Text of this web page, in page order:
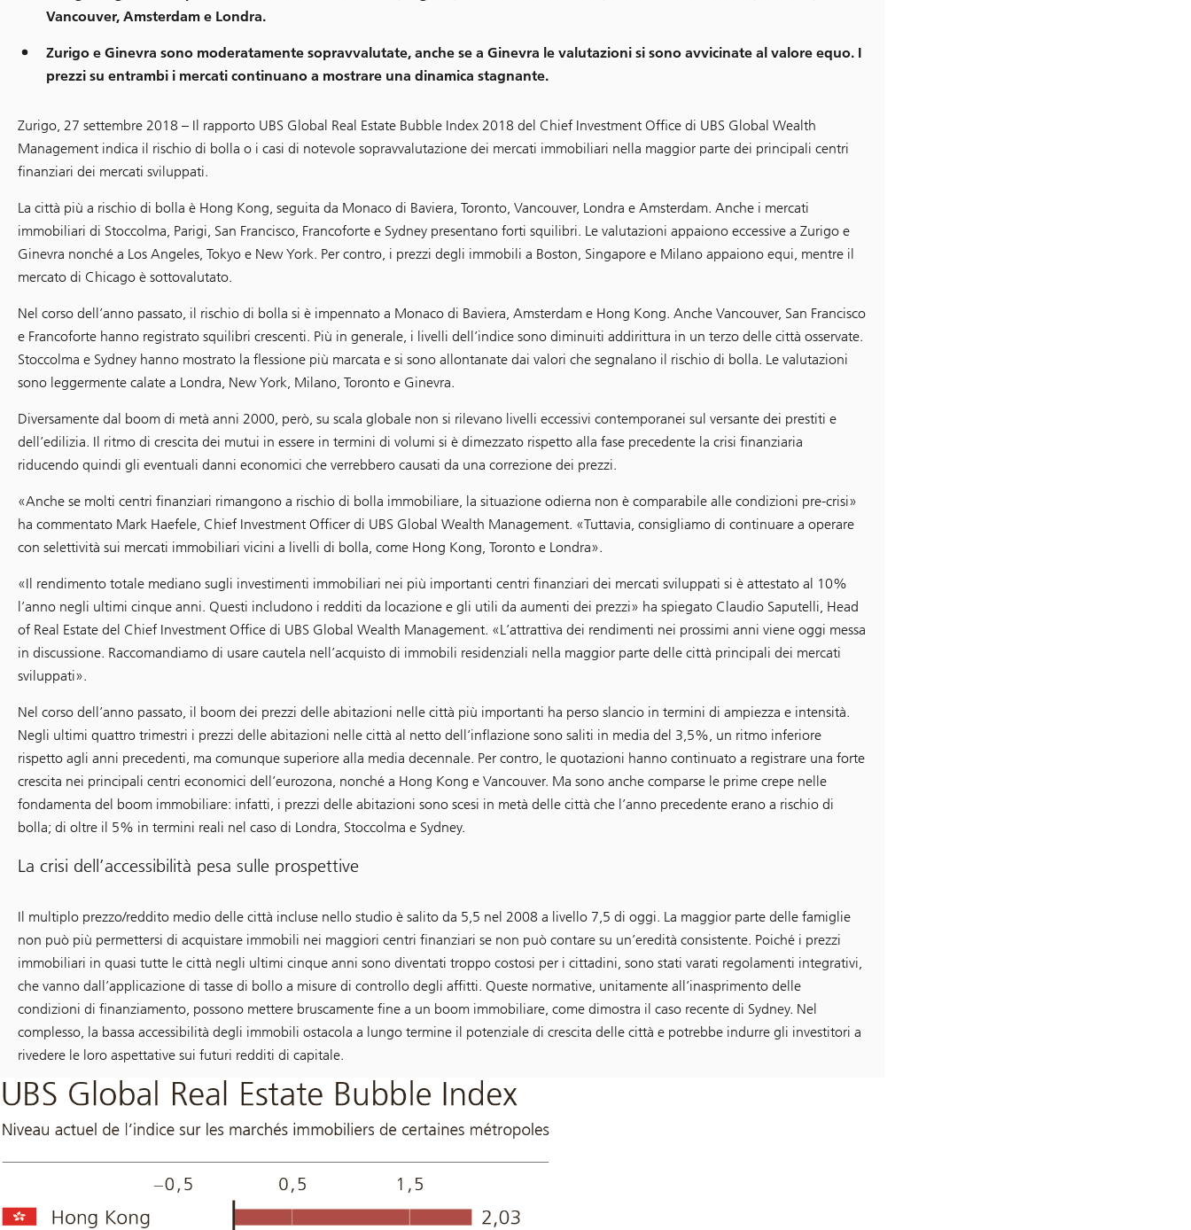
Vancouver, Amsterdam e Londra.
Zurigo e Ginevra sono moderatamente sopravvalutate, anche se a Ginevra le valutazioni si sono avvicinate al valore equo. I
prezzi su entrambi i mercati continuano a mostrare una dinamica stagnante.
Zurigo, 27 settembre 2018 – Il rapporto UBS Global Real Estate Bubble Index 2018 del Chief Investment Office di UBS Global Wealth
Management indica il rischio di bolla o i casi di notevole sopravvalutazione dei mercati immobiliari nella maggior parte dei principali centri
finanziari dei mercati sviluppati.
La città più a rischio di bolla è Hong Kong, seguita da Monaco di Baviera, Toronto, Vancouver, Londra e Amsterdam. Anche i mercati
immobiliari di Stoccolma, Parigi, San Francisco, Francoforte e Sydney presentano forti squilibri. Le valutazioni appaiono eccessive a Zurigo e
Ginevra nonché a Los Angeles, Tokyo e New York. Per contro, i prezzi degli immobili a Boston, Singapore e Milano appaiono equi, mentre il
mercato di Chicago è sottovalutato.
Nel corso dell’anno passato, il rischio di bolla si è impennato a Monaco di Baviera, Amsterdam e Hong Kong. Anche Vancouver, San Francisco
e Francoforte hanno registrato squilibri crescenti. Più in generale, i livelli dell’indice sono diminuiti addirittura in un terzo delle città osservate.
Stoccolma e Sydney hanno mostrato la flessione più marcata e si sono allontanate dai valori che segnalano il rischio di bolla. Le valutazioni
sono leggermente calate a Londra, New York, Milano, Toronto e Ginevra.
Diversamente dal boom di metà anni 2000, però, su scala globale non si rilevano livelli eccessivi contemporanei sul versante dei prestiti e
dell’edilizia. Il ritmo di crescita dei mutui in essere in termini di volumi si è dimezzato rispetto alla fase precedente la crisi finanziaria
riducendo quindi gli eventuali danni economici che verrebbero causati da una correzione dei prezzi.
«Anche se molti centri finanziari rimangono a rischio di bolla immobiliare, la situazione odierna non è comparabile alle condizioni pre-crisi»
ha commentato Mark Haefele, Chief Investment Officer di UBS Global Wealth Management. «Tuttavia, consigliamo di continuare a operare
con selettività sui mercati immobiliari vicini a livelli di bolla, come Hong Kong, Toronto e Londra».
«Il rendimento totale mediano sugli investimenti immobiliari nei più importanti centri finanziari dei mercati sviluppati si è attestato al 10%
l’anno negli ultimi cinque anni. Questi includono i redditi da locazione e gli utili da aumenti dei prezzi» ha spiegato Claudio Saputelli, Head
of Real Estate del Chief Investment Office di UBS Global Wealth Management. «L’attrattiva dei rendimenti nei prossimi anni viene oggi messa
in discussione. Raccomandiamo di usare cautela nell’acquisto di immobili residenziali nella maggior parte delle città principali dei mercati
sviluppati».
Nel corso dell’anno passato, il boom dei prezzi delle abitazioni nelle città più importanti ha perso slancio in termini di ampiezza e intensità.
Negli ultimi quattro trimestri i prezzi delle abitazioni nelle città al netto dell’inflazione sono saliti in media del 3,5%, un ritmo inferiore
rispetto agli anni precedenti, ma comunque superiore alla media decennale. Per contro, le quotazioni hanno continuato a registrare una forte
crescita nei principali centri economici dell’eurozona, nonché a Hong Kong e Vancouver. Ma sono anche comparse le prime crepe nelle
fondamenta del boom immobiliare: infatti, i prezzi delle abitazioni sono scesi in metà delle città che l’anno precedente erano a rischio di
bolla; di oltre il 5% in termini reali nel caso di Londra, Stoccolma e Sydney.
La crisi dell’accessibilità pesa sulle prospettive
Il multiplo prezzo/reddito medio delle città incluse nello studio è salito da 5,5 nel 2008 a livello 7,5 di oggi. La maggior parte delle famiglie
non può più permettersi di acquistare immobili nei maggiori centri finanziari se non può contare su un’eredità consistente. Poiché i prezzi
immobiliari in quasi tutte le città negli ultimi cinque anni sono diventati troppo costosi per i cittadini, sono stati varati regolamenti integrativi,
che vanno dall’applicazione di tasse di bollo a misure di controllo degli affitti. Queste normative, unitamente all’inasprimento delle
condizioni di finanziamento, possono mettere bruscamente fine a un boom immobiliare, come dimostra il caso recente di Sydney. Nel
complesso, la bassa accessibilità degli immobili ostacola a lungo termine il potenziale di crescita delle città e potrebbe indurre gli investitori a
rivedere le loro aspettative sui futuri redditi di capitale.